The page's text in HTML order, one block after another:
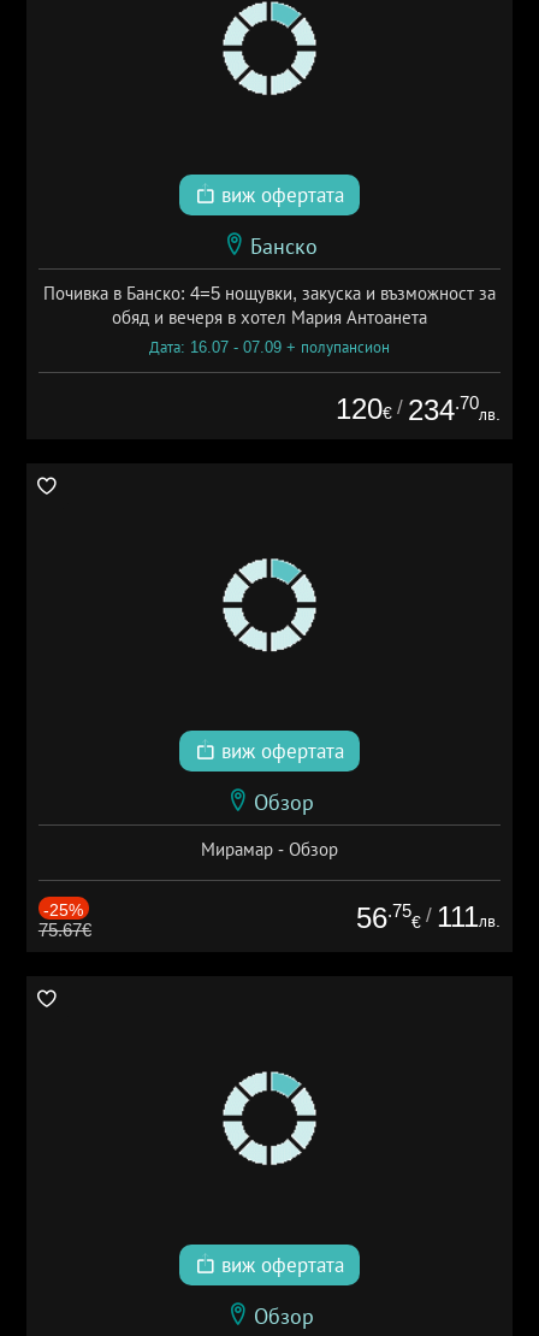
виж офертата
Банско
Почивка в Банско: 4=5 нощувки, закуска и възможност за
обяд и вечеря в хотел Мария Антоанета
Дата: 16.07 - 07.09 + полупансион
120€ / 234.70
лв.
виж офертата
Обзор
Мирамар - Обзор
-25%
75.67€ 56.75
€ / 111лв.
виж офертата
Обзор